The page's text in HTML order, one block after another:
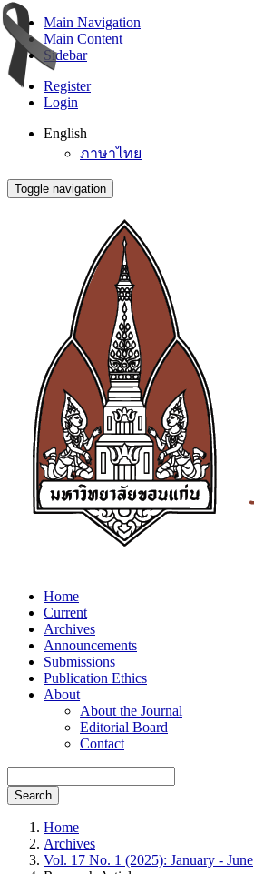
Main Navigation
Main Content
Sidebar
Register
Login
English
ภาษาไทย
Toggle navigation
Home
Current
Archives
Announcements
Submissions
Publication Ethics
About
About the Journal
Editorial Board
Contact
Search
Home
Archives
Vol. 17 No. 1 (2025): January - June